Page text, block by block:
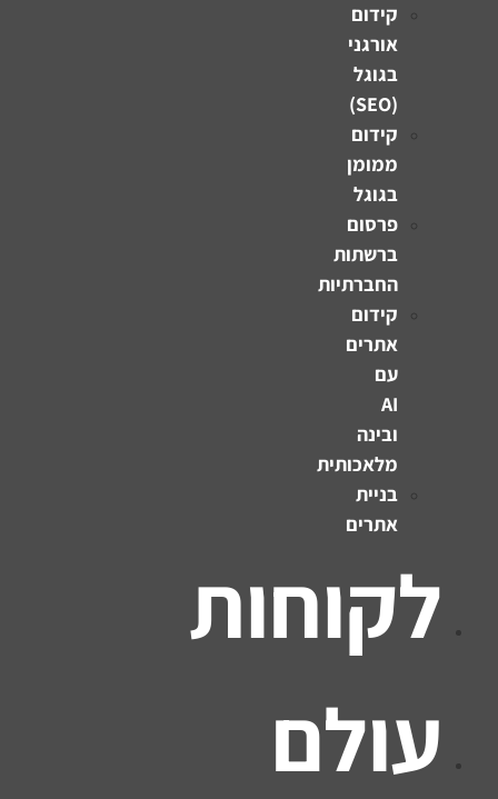
קידום
אורגני
בגוגל
(SEO)
קידום
ממומן
בגוגל
פרסום
ברשתות
החברתיות
קידום
אתרים
עם
AI
ובינה
מלאכותית
בניית
אתרים
לקוחות
עולם